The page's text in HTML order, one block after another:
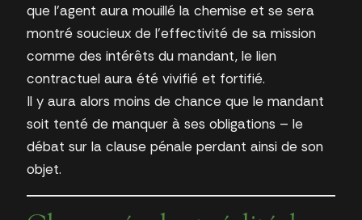
que l’agent aura mouillé la chemise et se sera
montré soucieux de l’effectivité de sa mission
comme des intérêts du mandant, le lien
contractuel aura été vivifié et fortifié.
Il y aura alors moins de chance que le mandant
soit tenté de manquer à ses obligations – le
débat sur la clause pénale perdant ainsi de son
objet.